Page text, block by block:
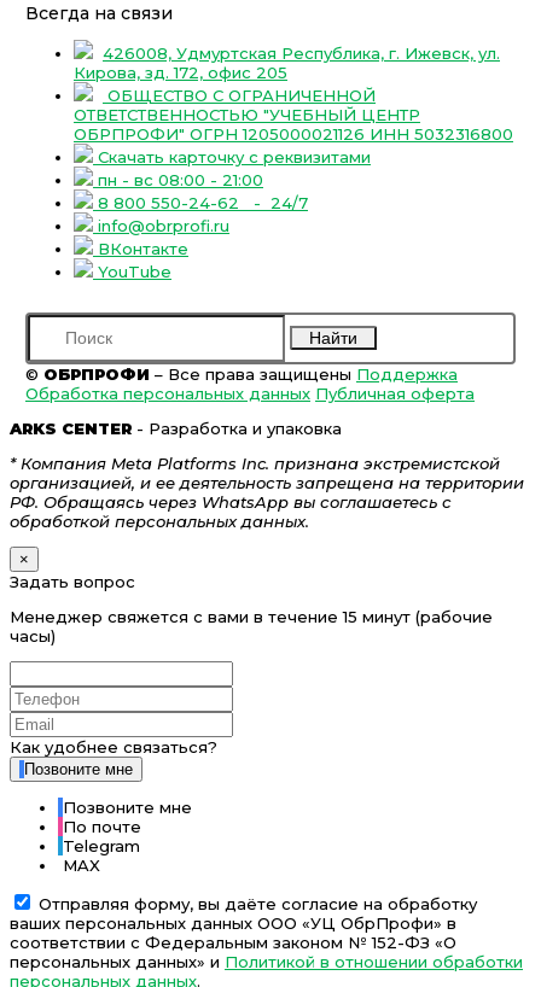
Всегда на связи
426008, Удмуртская Республика, г. Ижевск, ул.
Кирова, зд. 172, офис 205
ОБЩЕСТВО С ОГРАНИЧЕННОЙ
ОТВЕТСТВЕННОСТЬЮ "УЧЕБНЫЙ ЦЕНТР
ОБРПРОФИ" ОГРН 1205000021126 ИНН 5032316800
Скачать карточку с реквизитами
пн - вс 08:00 - 21:00
8 800 550-24-62
- 24/7
info@obrprofi.ru
ВКонтакте
YouTube
Найти
© ОБРПРОФИ – Все права защищены Поддержка
Обработка персональных данных Публичная оферта
ARKS CENTER - Разработка и упаковка
* Компания Meta Platforms Inc. признана экстремистской
организацией, и ее деятельность запрещена на территории
РФ. Обращаясь через WhatsApp вы соглашаетесь с
обработкой персональных данных.
×
Задать вопрос
Менеджер свяжется с вами в течение 15 минут (рабочие
часы)
Как удобнее связаться?
Позвоните мне
Позвоните мне
По почте
Telegram
MAX
Отправляя форму, вы даёте согласие на обработку
ваших персональных данных ООО «УЦ ОбрПрофи» в
соответствии с Федеральным законом № 152-ФЗ «О
персональных данных» и Политикой в отношении обработки
персональных данных.